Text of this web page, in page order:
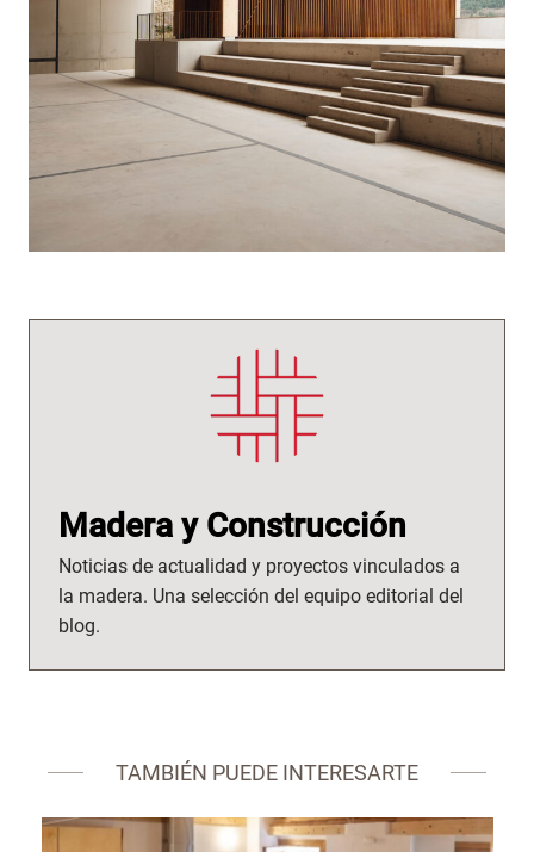
Madera y Construcción
Noticias de actualidad y proyectos vinculados a
la madera. Una selección del equipo editorial del
blog.
TAMBIÉN PUEDE INTERESARTE